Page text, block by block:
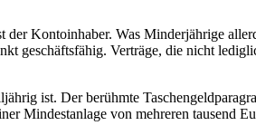
Kontoinhaber. Was Minderjährige
geschäftsfähig. Verträge, die nicht
ist. Der berühmte
Mindestanlage von mehreren tausend